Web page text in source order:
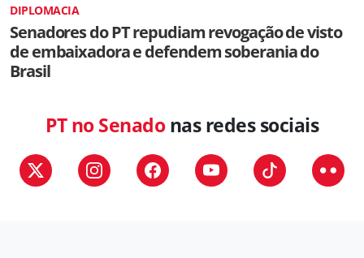
DIPLOMACIA
Senadores do PT repudiam revogação de visto
de embaixadora e defendem soberania do
Brasil
PT no Senadonas redes sociais